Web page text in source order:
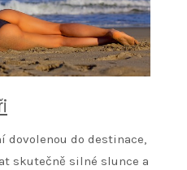
dovolenou do destinace,
skutečně silné slunce a